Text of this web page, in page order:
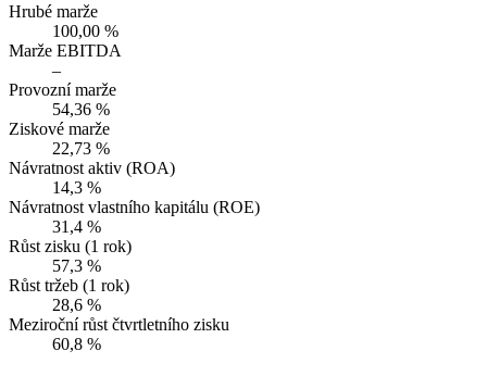
Hrubé marže
100,00 %
Marže EBITDA
–
Provozní marže
54,36 %
Ziskové marže
22,73 %
Návratnost aktiv (ROA)
14,3 %
Návratnost vlastního kapitálu (ROE)
31,4 %
Růst zisku (1 rok)
57,3 %
Růst tržeb (1 rok)
28,6 %
Meziroční růst čtvrtletního zisku
60,8 %